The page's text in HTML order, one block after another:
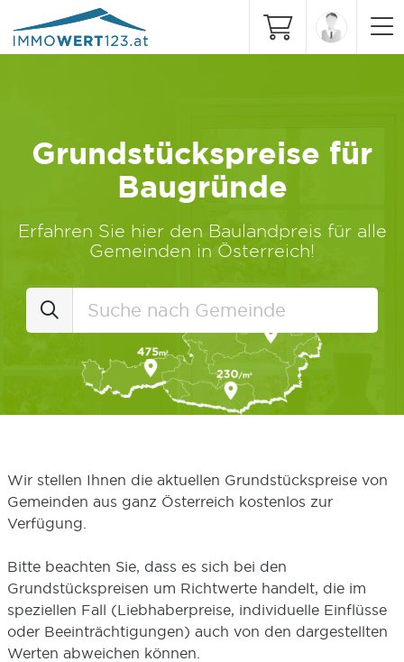
Grundstückspreise für
Baugründe
Erfahren Sie hier den Baulandpreis für alle
Gemeinden in Österreich!
Wir stellen Ihnen die aktuellen Grundstückspreise von
Gemeinden aus ganz Österreich kostenlos zur
Verfügung.
Bitte beachten Sie, dass es sich bei den
Grundstückspreisen um Richtwerte handelt, die im
speziellen Fall (Liebhaberpreise, individuelle Einflüsse
oder Beeinträchtigungen) auch von den dargestellten
Werten abweichen können.